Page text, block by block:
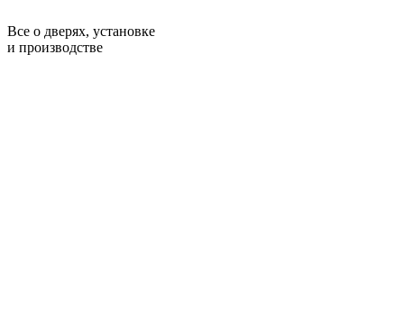
Все о дверях, установке
и производстве